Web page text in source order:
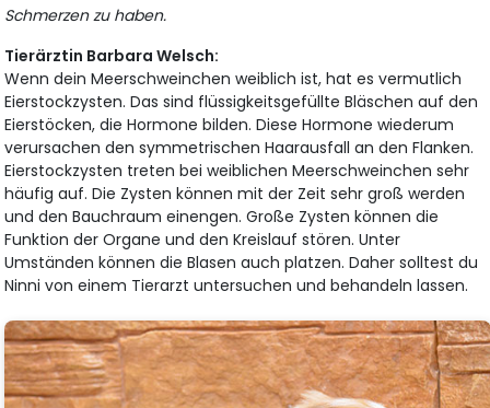
Schmerzen zu haben.
Tierärztin Barbara Welsch:
Wenn dein Meerschweinchen weiblich ist, hat es vermutlich
Eierstockzysten. Das sind flüssigkeitsgefüllte Bläschen auf den
Eierstöcken, die Hormone bilden. Diese Hormone wiederum
verursachen den symmetrischen Haarausfall an den Flanken.
Eierstockzysten treten bei weiblichen Meerschweinchen sehr
häufig auf. Die Zysten können mit der Zeit sehr groß werden
und den Bauchraum einengen. Große Zysten können die
Funktion der Organe und den Kreislauf stören. Unter
Umständen können die Blasen auch platzen. Daher solltest du
Ninni von einem Tierarzt untersuchen und behandeln lassen.